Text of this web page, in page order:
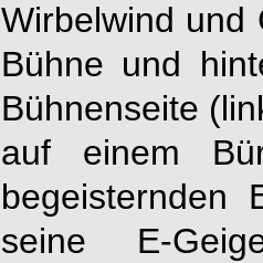
Wirbelwind und
Bühne und
Bühnenseite
auf einem
begeisternden
seine E-